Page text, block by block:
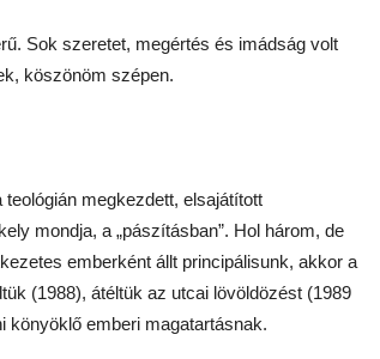
Sok szeretet, megértés és imádság volt
köszönöm szépen.
megkezdett, elsajátított
mondja, a „pászításban”. Hol három, de
emberként állt principálisunk, akkor a
(1988), átéltük az utcai lövöldözést (1989
könyöklő emberi magatartásnak.